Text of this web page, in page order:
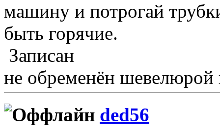
машину и потрогай
быть горячие.
Записан
не обременён
ded56